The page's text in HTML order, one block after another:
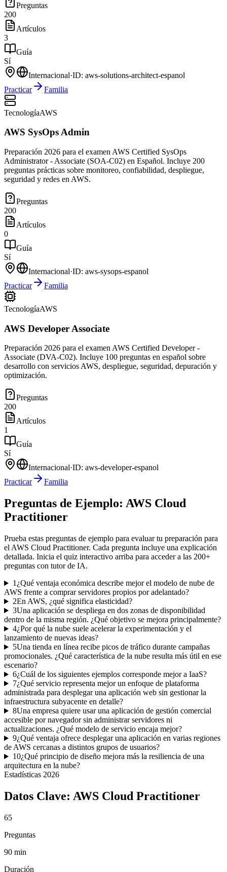
Preguntas
200
Artículos
3
Guía
Sí
Internacional·ID: aws-solutions-architect-espanol
Practicar
Familia
TecnologíaAWS
AWS SysOps Admin
Preparación 2026 para el examen AWS Certified SysOps
Administrator - Associate (SOA-C02) en Español. Incluye 200
preguntas prácticas sobre monitoreo, confiabilidad, despliegue,
seguridad y redes en AWS.
Preguntas
200
Artículos
0
Guía
Sí
Internacional·ID: aws-sysops-espanol
Practicar
Familia
TecnologíaAWS
AWS Developer Associate
Preparación 2026 para el examen AWS Certified Developer -
Associate (DVA-C02). Incluye 100 preguntas en español sobre
desarrollo con servicios AWS, despliegue, seguridad, depuración y
optimización.
Preguntas
200
Artículos
1
Guía
Sí
Internacional·ID: aws-developer-espanol
Practicar
Familia
Preguntas de Ejemplo: AWS Cloud
Practitioner
Prueba estas preguntas de ejemplo para evaluar tu preparación para
el AWS Cloud Practitioner. Cada pregunta incluye una explicación
detallada. Inicia el quiz interactivo arriba para acceder a las 200+
preguntas con tutor de IA.
1 ¿Qué ventaja económica describe mejor el modelo de nube de
AWS frente a comprar servidores propios por adelantado?
2En AWS, ¿qué significa elasticidad?
3Una aplicación se despliega en dos zonas de disponibilidad
dentro de la misma región. ¿Qué objetivo se mejora principalmente?
4¿Por qué la nube suele acelerar la experimentación y el
lanzamiento de nuevas ideas?
5Una tienda en línea recibe picos de tráfico durante campañas
promocionales. ¿Qué característica de la nube resulta más útil en ese
escenario?
6¿Cuál de los siguientes ejemplos corresponde mejor a IaaS?
7¿Qué servicio representa mejor un enfoque de plataforma
administrada para desplegar una aplicación web sin gestionar la
infraestructura subyacente en detalle?
8Una empresa quiere usar una aplicación de gestión comercial
accesible por navegador sin administrar servidores ni
actualizaciones. ¿Qué modelo de servicio encaja mejor?
9¿Qué ventaja ofrece desplegar una aplicación en varias regiones
de AWS cercanas a distintos grupos de usuarios?
10¿Qué principio de diseño mejora más la resiliencia de una
arquitectura en la nube?
Estadísticas 2026
Datos Clave: AWS Cloud Practitioner
65
Preguntas
90 min
Duración